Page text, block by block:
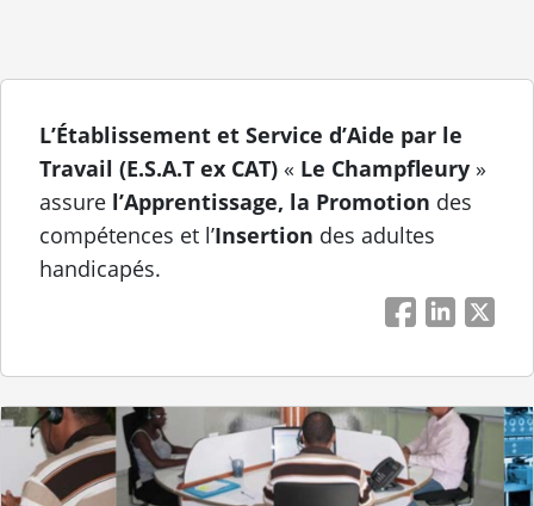
L’Établissement et Service d’Aide par le
Travail (E.S.A.T ex CAT) « Le Champfleury »
assure l’Apprentissage, la Promotion des
compétences et l’Insertion des adultes
handicapés.
FacebookLinkedIn